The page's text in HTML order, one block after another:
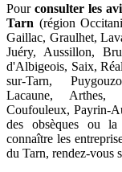
Pourconsulter les
Tarn (région
Gaillac, Graulhet,
Juéry, Aussillon,
d'Albigeois, Saix,
sur-Tarn,
Lacaune, Arthes,
Coufouleux, Payrin-
des obsèques ou
connaître les
du Tarn, rendez-vous